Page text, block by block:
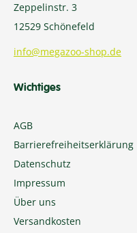
Zeppelinstr. 3
12529 Schönefeld
info@megazoo-shop.de
Wichtiges
AGB
Barrierefreiheitserklärung
Datenschutz
Impressum
Über uns
Versandkosten